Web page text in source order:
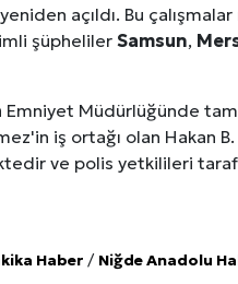
açıldı. Bu
şüpheliler Samsun,
Emniyet Müdürlüğünde
iş ortağı olan
ve polis yetkilileri
Haber / Niğde Anadolu